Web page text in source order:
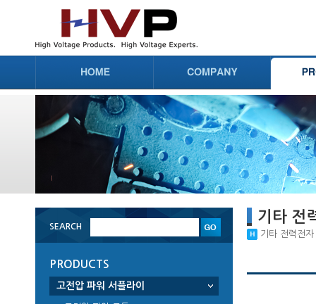
SEARCH
PRODUCTS
고전압 파워 서플라이
기타 전
기타 전력전